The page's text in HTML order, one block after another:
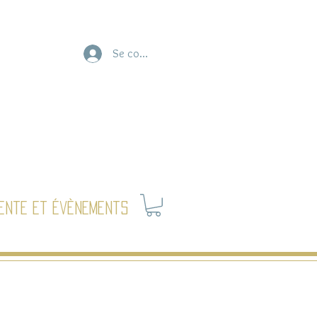
Se connecter
et évènements